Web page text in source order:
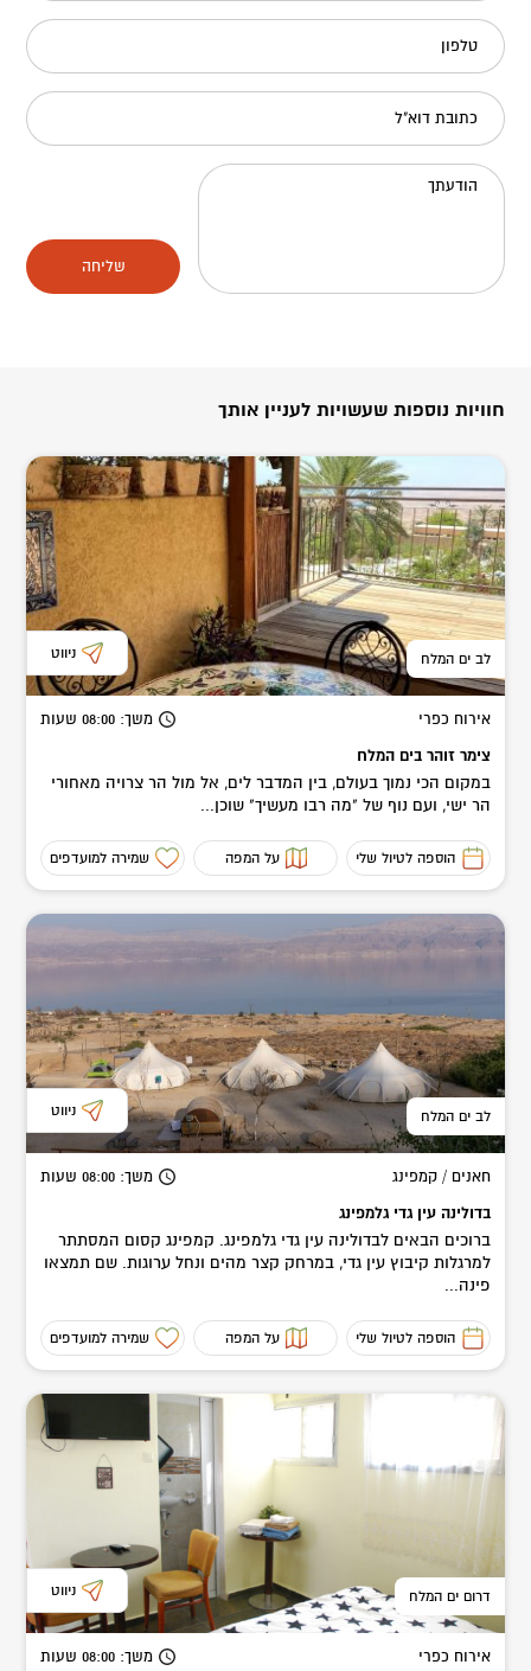
טלפון
כתובת דוא"ל
הודעתך
שליחה
חוויות נוספות שעשויות לעניין אותך
לב ים המלח ניווט
אירוח כפרי משך: 08:00 שעות
צימר זוהר בים המלח
במקום הכי נמוך בעולם, בין המדבר לים, אל מול הר צרויה מאחורי
הר ישי, ועם נוף של "מה רבו מעשיך" שוכן...
הוספה לטיול שלי על המפה שמירה למועדפים
לב ים המלח ניווט
חאנים / קמפינג משך: 08:00 שעות
בדולינה עין גדי גלמפינג
ברוכים הבאים לבדולינה עין גדי גלמפינג. קמפינג קסום המסתתר
למרגלות קיבוץ עין גדי, במרחק קצר מהים ונחל ערוגות. שם תמצאו
פינה...
הוספה לטיול שלי על המפה שמירה למועדפים
דרום ים המלח ניווט
אירוח כפרי משך: 08:00 שעות